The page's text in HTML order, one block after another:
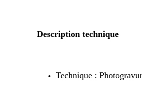
Description technique
Technique :